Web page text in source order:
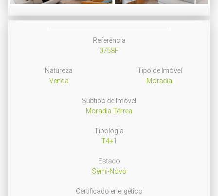
Next
Referência
0758F
Natureza
Venda
Tipo de Imóvel
Moradia
Subtipo de Imóvel
Moradia Térrea
Tipologia
T4+1
Estado
Semi-Novo
Certificado energético